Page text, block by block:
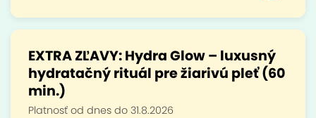
EXTRA ZĽAVY: Hydra Glow – luxusný
hydratačný rituál pre žiarivú pleť (60
min.)
Platnosť od dnes do 31.8.2026